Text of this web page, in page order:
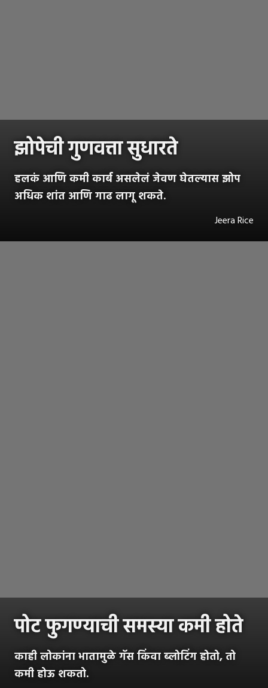
झोपेची गुणवत्ता सुधारते
हलकं आणि कमी कार्ब असलेलं जेवण घेतल्यास झोप
अधिक शांत आणि गाढ लागू शकते.
Jeera Rice
पोट फुगण्याची समस्या कमी होते
काही लोकांना भातामुळे गॅस किंवा ब्लोटिंग होतो, तो
कमी होऊ शकतो.